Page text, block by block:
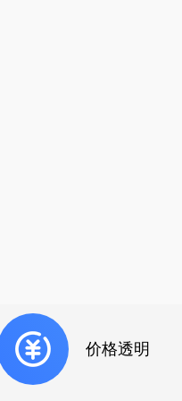
价格透明